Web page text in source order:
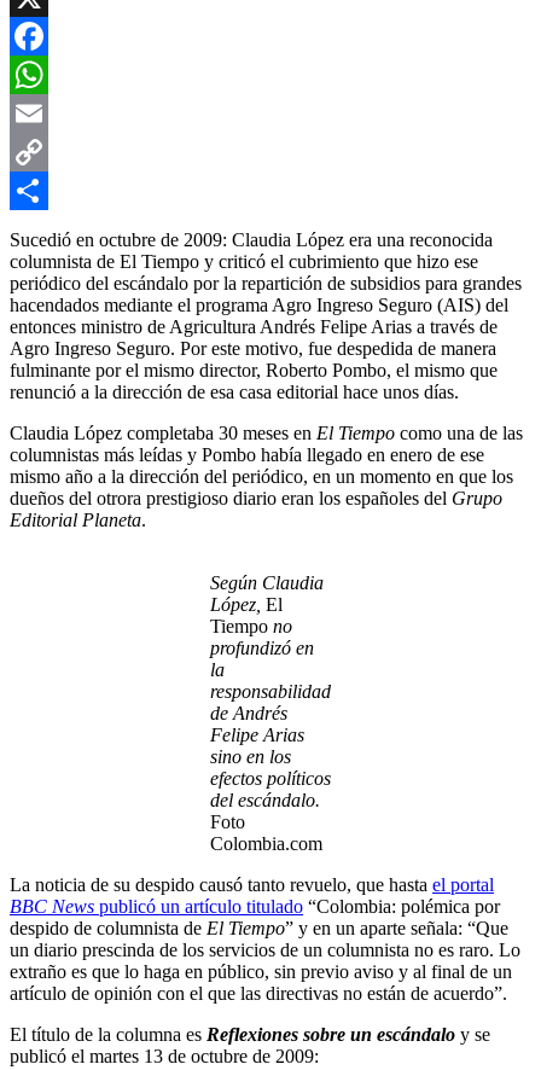
X
Facebook
WhatsApp
Email
Copy
Link
Compartir
Sucedió en octubre de 2009: Claudia López era una reconocida
columnista de El Tiempo y criticó el cubrimiento que hizo ese
periódico del escándalo por la repartición de subsidios para grandes
hacendados mediante el programa Agro Ingreso Seguro (AIS) del
entonces ministro de Agricultura Andrés Felipe Arias a través de
Agro Ingreso Seguro. Por este motivo, fue despedida de manera
fulminante por el mismo director, Roberto Pombo, el mismo que
renunció a la dirección de esa casa editorial hace unos días.
Claudia López completaba 30 meses en El Tiempo como una de las
columnistas más leídas y Pombo había llegado en enero de ese
mismo año a la dirección del periódico, en un momento en que los
dueños del otrora prestigioso diario eran los españoles del Grupo
Editorial Planeta.
Según Claudia
López, El
Tiempo no
profundizó en
la
responsabilidad
de Andrés
Felipe Arias
sino en los
efectos políticos
del escándalo.
Foto
Colombia.com
La noticia de su despido causó tanto revuelo, que hasta el portal
BBC News publicó un artículo titulado “Colombia: polémica por
despido de columnista de El Tiempo” y en un aparte señala: “Que
un diario prescinda de los servicios de un columnista no es raro. Lo
extraño es que lo haga en público, sin previo aviso y al final de un
artículo de opinión con el que las directivas no están de acuerdo”.
El título de la columna es Reflexiones sobre un escándalo y se
publicó el martes 13 de octubre de 2009: